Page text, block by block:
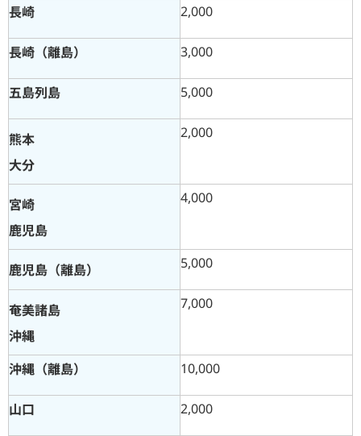
長崎 2,000
長崎（離島） 3,000
五島列島 5,000
熊本
大分
2,000
宮崎
鹿児島
4,000
鹿児島（離島） 5,000
奄美諸島
沖縄
7,000
沖縄（離島） 10,000
山口 2,000